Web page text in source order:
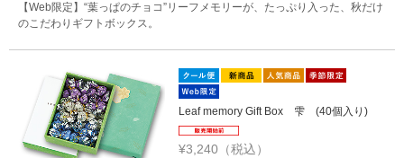
【Web限定】“葉っぱのチョコ”リーフメモリーが、たっぷり入った、秋だけ
のこだわりギフトボックス。
Leaf memory Gift Box 雫 (40個入り)
¥3,240（税込）